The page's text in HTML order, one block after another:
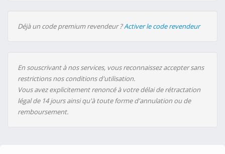
Déjà un code premium revendeur ?Activer le code revendeur
En souscrivant à nos services, vous reconnaissez accepter sans
restrictions nos conditions d'utilisation.
Vous avez explicitement renoncé à votre délai de rétractation
légal de 14 jours ainsi qu'à toute forme d'annulation ou de
remboursement.